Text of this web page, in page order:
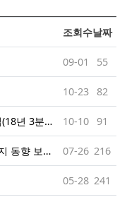
조회수날짜
09-01 55
10-23 82
사이버 침해사고 정보공유세미나 자료집(18년 3분기) 10-10 91
2018년 상반기 악성코드 은닉사이트 탐지 동향 보고서 07-26 216
05-28 241